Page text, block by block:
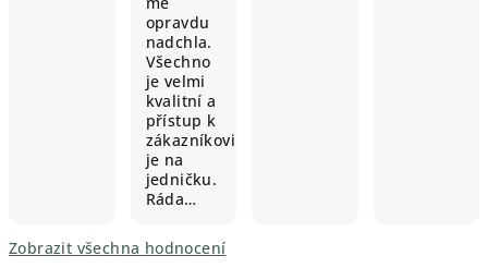
opravdu
nadchla.
Všechno
je velmi
kvalitní a
přístup k
zákazníkovi
je na
jedničku.
Ráda…
Zobrazit všechna hodnocení